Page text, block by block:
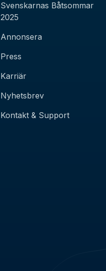
Svenskarnas Båtsommar
2025
Annonsera
Press
Karriär
Nyhetsbrev
Kontakt & Support